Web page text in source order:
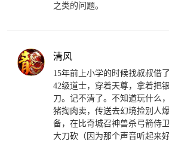
之类的问题。
清风
15年前上小学的时候找叔叔借
42级道士，穿着天尊，拿着把
刀。记不清了。不知道玩什么
猪掏肉卖，传送去幻境捡别人
备，在比奇城召神兽杀弓箭侍
大刀砍（因为那个声音听起来